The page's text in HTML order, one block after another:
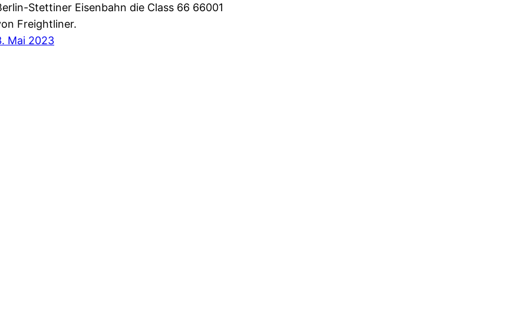
Stettiner Eisenbahn die Class 66 66001
Freightliner.
Mai 2023